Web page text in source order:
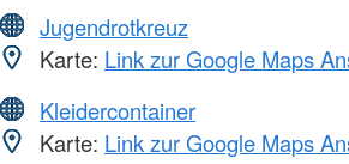
Jugendrotkreuz
Karte: Link zur Google Maps
Kleidercontainer
Karte: Link zur Google Maps